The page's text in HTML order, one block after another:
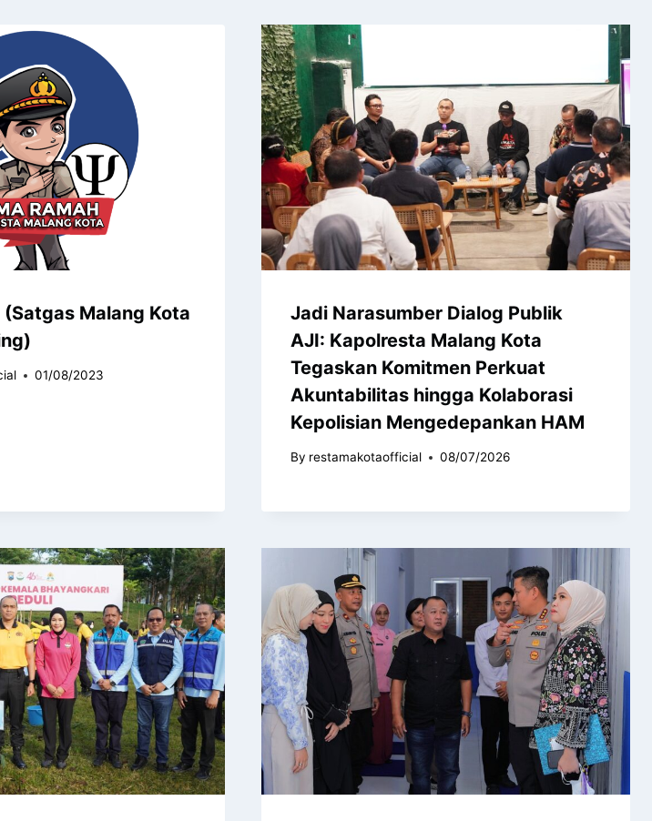
(Satgas Malang Kota
01/08/2023
Jadi Narasumber Dialog Publik
AJI: Kapolresta Malang Kota
Tegaskan Komitmen Perkuat
Akuntabilitas hingga Kolaborasi
Kepolisian Mengedepankan HAM
By restamakotaofficial 08/07/2026